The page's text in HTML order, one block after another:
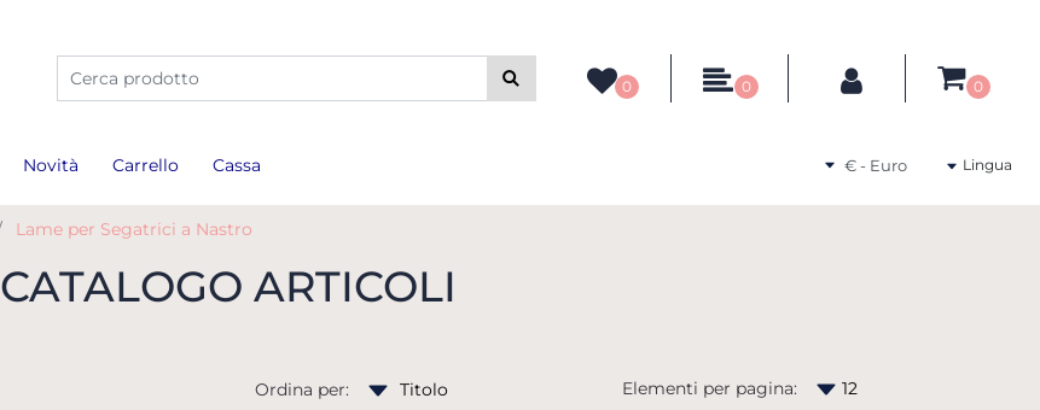
La modifica di un filtro aggiorna automaticamente gli altri filtri disponibili.
0 0 0
Novità Carrello Cassa Seleziona una valuta
Lingua
Lame per Segatrici a Nastro
CATALOGO ARTICOLI
Ordina per: Elementi per pagina: